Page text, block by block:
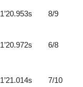
1’20.953s 8/9
1’20.972s 6/8
1’21.014s 7/10